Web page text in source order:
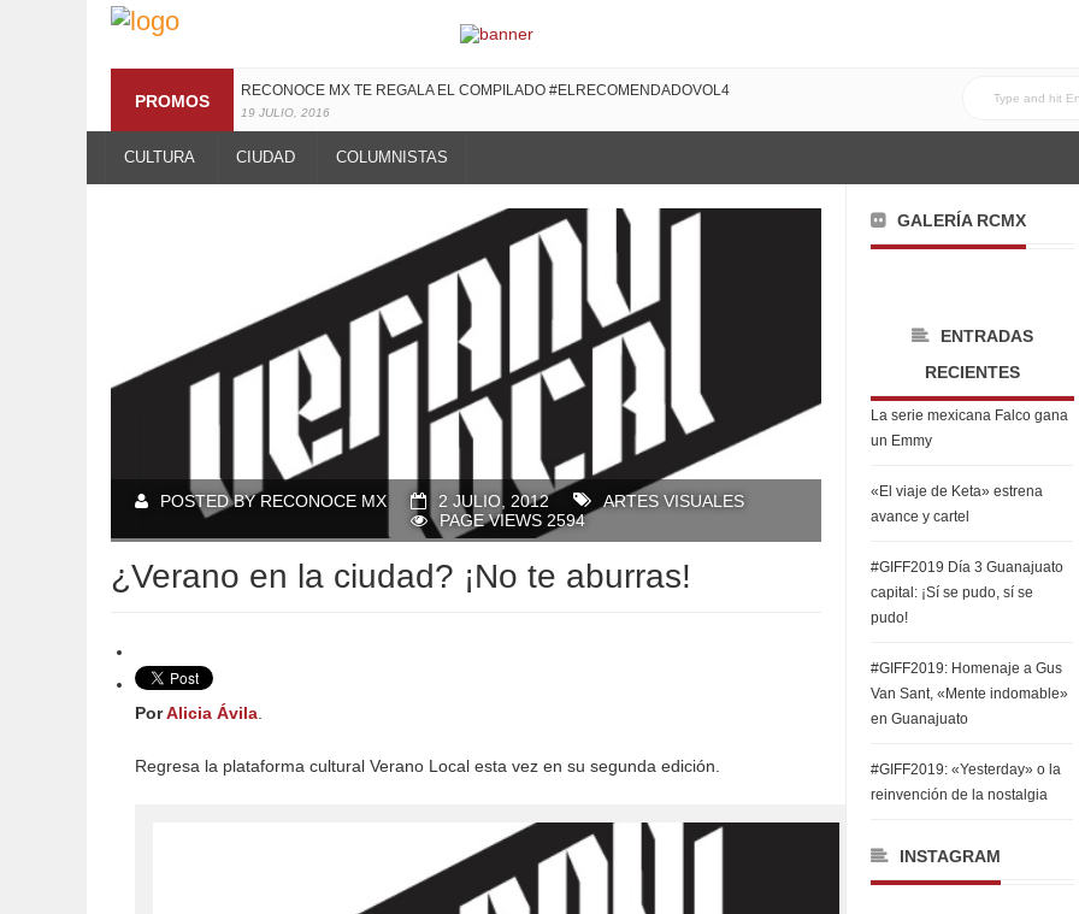
PROMOS
RECONOCE MX TE REGALA EL COMPILADO #ELRECOMENDADOVOL4
19 JULIO, 2016
CULTURA CIUDAD COLUMNISTAS
POSTED BY RECONOCE MX 2 JULIO, 2012
ARTES VISUALES
PAGE VIEWS 2594
¿Verano en la ciudad? ¡No te aburras!
PorAlicia Ávila
Regresa la plataforma cultural Verano Local esta vez en su segunda edición.
GALERÍA RCMX
ENTRADAS
RECIENTES
La serie mexicana Falco gana
un Emmy
«El viaje de Keta» estrena
avance y cartel
#GIFF2019 Día 3 Guanajuato
capital: ¡Sí se pudo, sí se
pudo!
#GIFF2019: Homenaje a Gus
Van Sant, «Mente indomable»
en Guanajuato
#GIFF2019: «Yesterday» o la
reinvención de la nostalgia
INSTAGRAM